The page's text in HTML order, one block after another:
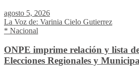
agosto 5, 2026
La Voz de: Varinia Cielo Gutierrez
* Nacional
ONPE imprime relación y lista
Elecciones Regionales y